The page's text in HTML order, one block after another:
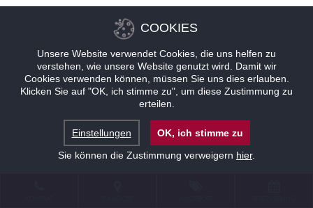
COOKIES
Unsere Website verwendet Cookies, die uns helfen zu
verstehen, wie unsere Website genutzt wird. Damit wir
Cookies verwenden können, müssen Sie uns dies erlauben.
Klicken Sie auf "OK, ich stimme zu", um diese Zustimmung zu
erteilen.
Einstellungen
OK, ich stimme zu
Sie können die Zustimmung verweigern hier.